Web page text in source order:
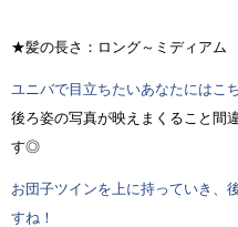
★髪の長さ：ロング～ミディアム
ユニバで目立ちたいあなたにはこ
後ろ姿の写真が映えまくること間
す◎
お団子ツインを上に持っていき、
すね！